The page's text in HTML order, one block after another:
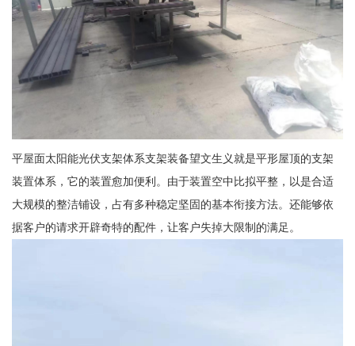
平屋面太阳能光伏支架体系支架装备望文生义就是平形屋顶的支架
装置体系，它的装置愈加便利。由于装置空中比拟平整，以是合适
大规模的整洁铺设，占有多种稳定坚固的基本衔接方法。还能够依
据客户的请求开辟奇特的配件，让客户失掉大限制的满足。